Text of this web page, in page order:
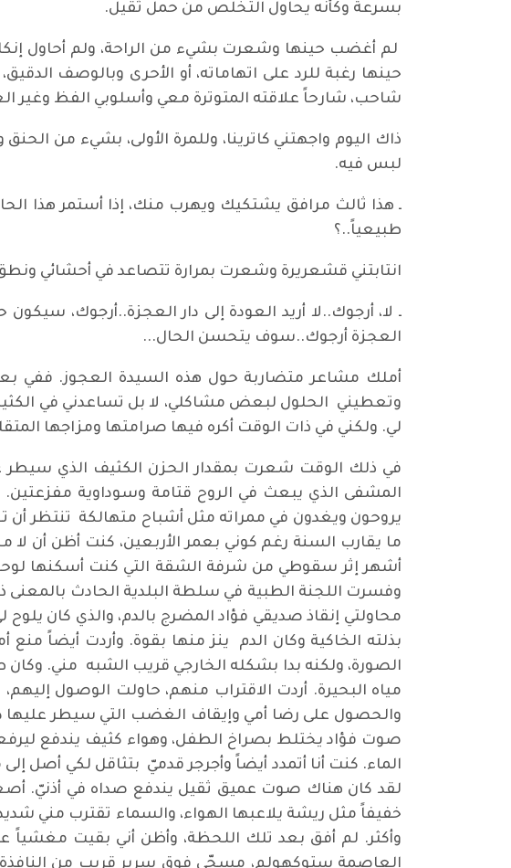
بسرعة وكأنه يحاول التخلص من حمل ثقيل.
لم أغضب حينها وشعرت بشيء من الراحة، ولم أحاول
حينها رغبة للرد على اتهاماته، أو الأحرى وبالوصف
شاحب، شارحاً علاقته المتوترة معي وأسلوبي الفظ وغير
ذاك اليوم واجهتني كاترينا، وللمرة الأولى، بشيء من
لبس فيه.
ـ هذا ثالث مرافق يشتكيك ويهرب منك، إذا أستمر هذا
طبيعياً..؟
انتابتني قشعريرة وشعرت بمرارة تتصاعد في أحشائي
ـ لا، أرجوك..لا أريد العودة إلى دار العجزة..أرجوك،
العجزة أرجوك..سوف يتحسن الحال...
أملك مشاعر متضاربة حول هذه السيدة العجوز. ففي
وتعطيني الحلول لبعض مشاكلي، لا بل تساعدني في
لي. ولكني في ذات الوقت أكره فيها صرامتها ومزاجها
في ذلك الوقت شعرت بمقدار الحزن الكثيف الذي سيطر عليّ،
المشفى الذي يبعث في الروح قتامة وسوداوية مفزعتين.
يروحون ويغدون في ممراته مثل أشباح متهالكة تنتظر أن
ما يقارب السنة رغم كوني بعمر الأربعين، كنت أظن أن
أشهر إثر سقوطي من شرفة الشقة التي كنت أسكنها
وفسرت اللجنة الطبية في سلطة البلدية الحادث بالمعنى
محاولتي إنقاذ صديقي فؤاد المضرج بالدم، والذي كان
بذلته الخاكية وكان الدم ينز منها بقوة. وأردت أيضاً
الصورة، ولكنه بدا بشكله الخارجي قريب الشبه مني.
مياه البحيرة. أردت الاقتراب منهم، حاولت الوصول
والحصول على رضا أمي وإيقاف الغضب التي سيطر
صوت فؤاد يختلط بصراخ الطفل، وهواء كثيف يندفع
الماء. كنت أنا أتمدد أيضاً وأجرجر قدميّ بتثاقل لكي
لقد كان هناك صوت عميق ثقيل يندفع صداه في أذنيّ.
خفيفاً مثل ريشة يلاعبها الهواء، والسماء تقترب مني
وأكثر. لم أفق بعد تلك اللحظة، وأظن أني بقيت
العاصمة ستوكهولم، مسجّى فوق سرير قريب من